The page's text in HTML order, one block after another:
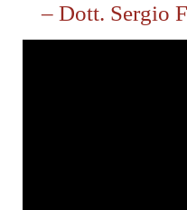
– Dott. Sergio